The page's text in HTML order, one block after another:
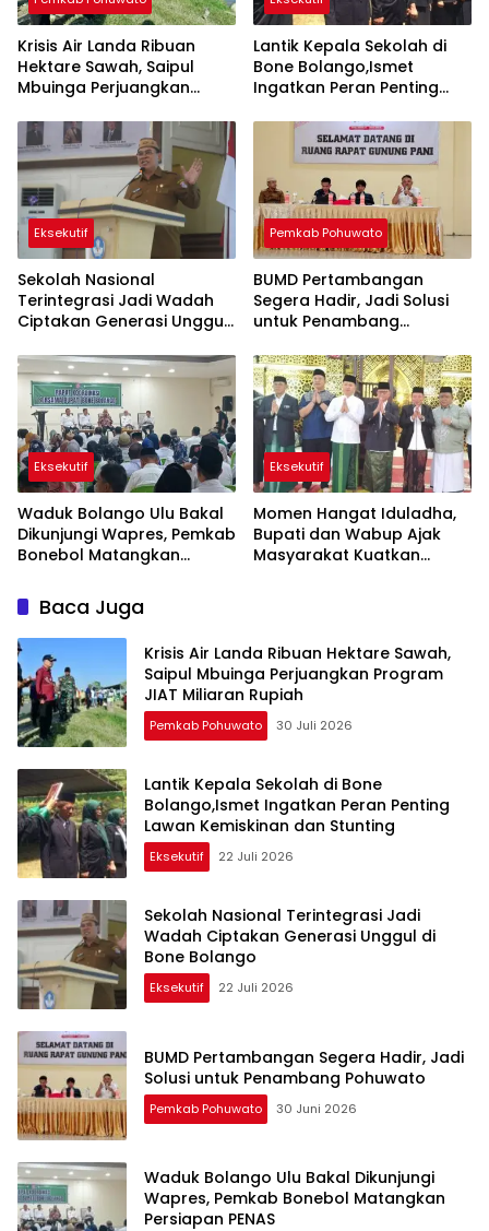
Krisis Air Landa Ribuan
Hektare Sawah, Saipul
Mbuinga Perjuangkan
Rupiah
Lantik Kepala Sekolah di
Bone Bolango,Ismet
Ingatkan Peran Penting
Stunting
Eksekutif
Sekolah Nasional
Terintegrasi Jadi Wadah
Ciptakan Generasi Unggul
Pemkab Pohuwato
BUMD Pertambangan
Segera Hadir, Jadi Solusi
untuk Penambang
Eksekutif
Waduk Bolango Ulu Bakal
Dikunjungi Wapres, Pemkab
Bonebol Matangkan
Eksekutif
Momen Hangat Iduladha,
Bupati dan Wabup Ajak
Masyarakat Kuatkan
Baca Juga
Krisis Air Landa Ribuan Hektare Sawah,
Saipul Mbuinga Perjuangkan Program
JIAT Miliaran Rupiah
Pemkab Pohuwato 30 Juli 2026
Lantik Kepala Sekolah di Bone
Bolango,Ismet Ingatkan Peran Penting
Lawan Kemiskinan dan Stunting
Eksekutif 22 Juli 2026
Sekolah Nasional Terintegrasi Jadi
Wadah Ciptakan Generasi Unggul di
Bone Bolango
Eksekutif 22 Juli 2026
BUMD Pertambangan Segera Hadir, Jadi
Solusi untuk Penambang Pohuwato
Pemkab Pohuwato 30 Juni 2026
Waduk Bolango Ulu Bakal Dikunjungi
Wapres, Pemkab Bonebol Matangkan
Persiapan PENAS